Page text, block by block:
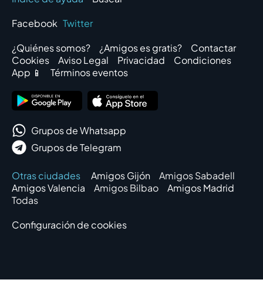
Facebook Twitter
¿Quiénes somos?
¿Amigos es gratis?
Contactar
Cookies
Aviso Legal Privacidad
Condiciones
App 📱
Términos eventos
Grupos de Whatsapp
Grupos de Telegram
Otras ciudades Amigos Gijón
Amigos Sabadell
Amigos Valencia
Amigos Bilbao
Amigos Madrid
Todas
Configuración de cookies